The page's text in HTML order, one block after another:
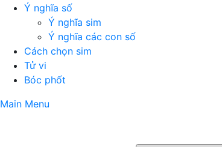
Ý nghĩa số
Ý nghĩa sim
Ý nghĩa các con số
Cách chọn sim
Tử vi
Bóc phốt
Main Menu